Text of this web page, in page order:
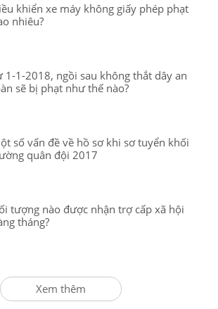
khiển xe máy không giấy phép phạt
nhiêu?
1-1-2018, ngồi sau không thắt dây an
sẽ bị phạt như thế nào?
số vấn đề về hồ sơ khi sơ tuyển khối
quân đội 2017
tượng nào được nhận trợ cấp xã hội
tháng?
Xem thêm